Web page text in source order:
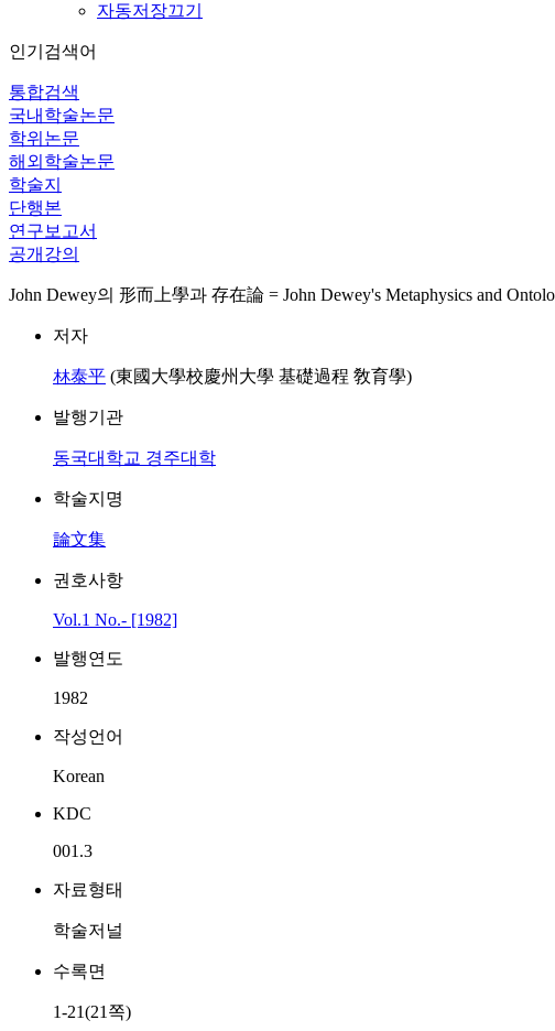
자동저장끄기
인기검색어
통합검색
국내학술논문
학위논문
해외학술논문
학술지
단행본
연구보고서
공개강의
John Dewey의 形而上學과 存在論 = John Dewey's Metaphysics and
저자
林泰平 (東國大學校慶州大學 基礎過程 敎育學)
발행기관
동국대학교 경주대학
학술지명
論文集
권호사항
Vol.1 No.- [1982]
발행연도
1982
작성언어
Korean
KDC
001.3
자료형태
학술저널
수록면
1-21(21쪽)